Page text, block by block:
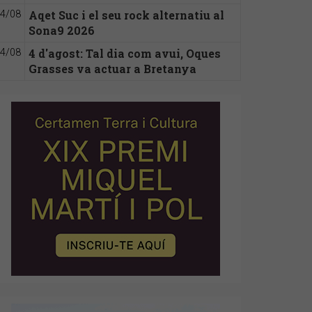
08
Aqet Suc i el seu rock alternatiu al
Sona9 2026
08
4 d'agost: Tal dia com avui, Oques
Grasses va actuar a Bretanya